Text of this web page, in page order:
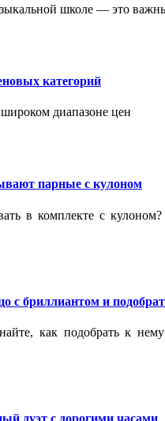
школе — это
категорий
диапазоне цен
парные с кулоном
в комплекте с
бриллиантом и
как подобрать к